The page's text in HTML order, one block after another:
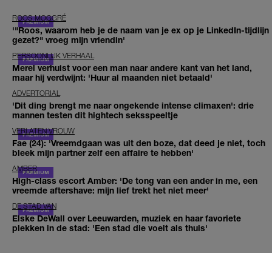
ROOS MOGGRÉ
'"Roos, waarom heb je de naam van je ex op je LinkedIn-tijdlijn
gezet?" vroeg mijn vriendin'
PERSOONLIJK VERHAAL
Merel verhuist voor een man naar andere kant van het land,
maar hij verdwijnt: 'Huur al maanden niet betaald'
ADVERTORIAL
'Dit ding brengt me naar ongekende intense climaxen': drie
mannen testen dit hightech seksspeeltje
VERLATEN VROUW
Fae (24): 'Vreemdgaan was uit den boze, dat deed je niet, toch
bleek mijn partner zelf een affaire te hebben'
AMBER
High-class escort Amber: 'De tong van een ander in me, een
vreemde aftershave: mijn lief trekt het niet meer'
DE STAD VAN
Elske DeWall over Leeuwarden, muziek en haar favoriete
plekken in de stad: 'Een stad die voelt als thuis'